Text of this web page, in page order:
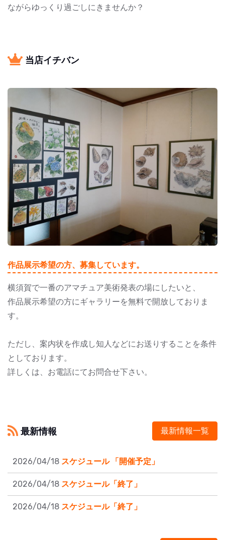
ながらゆっくり過ごしにきませんか？
当店イチバン
作品展示希望の方、募集しています。
横須賀で一番のアマチュア美術発表の場にしたいと、
作品展示希望の方にギャラリーを無料で開放しておりま
す。
ただし、案内状を作成し知人などにお送りすることを条件
としております。
詳しくは、お電話にてお問合せ下さい。
最新情報 最新情報一覧
2026/04/18 スケジュール 「開催予定」
2026/04/18 スケジュール「終了」
2026/04/18 スケジュール「終了」